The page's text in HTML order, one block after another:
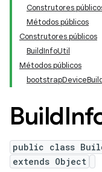
Construtores
Métodos públicos
Construtores públicos
BuildInfoUtil
Métodos públicos
Build
public class
extends Object